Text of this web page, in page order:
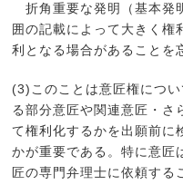
折角重要な発明（基本発
囲の記載によって大きく権
利となる場合があることを
(3)このことは意匠権につ
る部分意匠や関連意匠・さ
て権利化するかを出願前に
かが重要である。特に意匠
匠の専門弁理士に依頼する